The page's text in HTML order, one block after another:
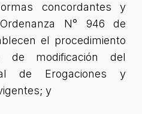
concordantes y
N° 946 de
el procedimiento
de modificación del
de Erogaciones y
y